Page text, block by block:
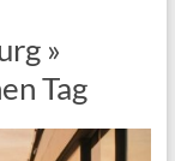
»
Tag